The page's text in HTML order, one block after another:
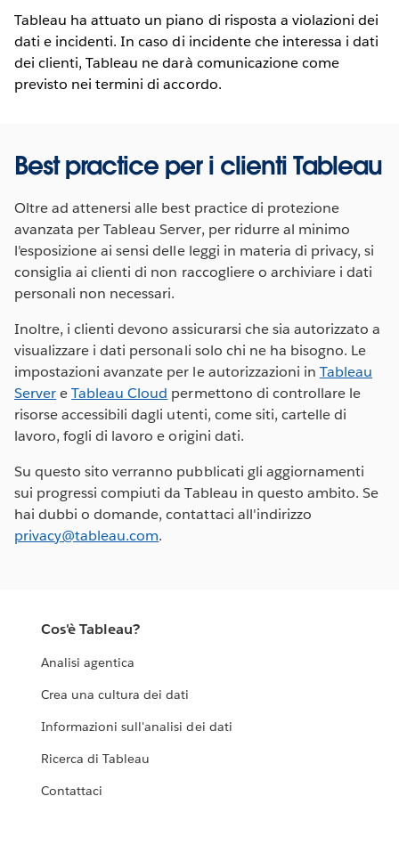
Tableau ha attuato un piano di risposta a violazioni dei
dati e incidenti. In caso di incidente che interessa i dati
dei clienti, Tableau ne darà comunicazione come
previsto nei termini di accordo.
Best practice per i clienti Tableau
Oltre ad attenersi alle best practice di protezione
avanzata per Tableau Server, per ridurre al minimo
l'esposizione ai sensi delle leggi in materia di privacy, si
consiglia ai clienti di non raccogliere o archiviare i dati
personali non necessari.
Inoltre, i clienti devono assicurarsi che sia autorizzato a
visualizzare i dati personali solo chi ne ha bisogno. Le
impostazioni avanzate per le autorizzazioni in Tableau
ServereTableau Cloud permettono di controllare le
risorse accessibili dagli utenti, come siti, cartelle di
lavoro, fogli di lavoro e origini dati.
Su questo sito verranno pubblicati gli aggiornamenti
sui progressi compiuti da Tableau in questo ambito. Se
hai dubbi o domande, contattaci all'indirizzo
privacy@tableau.com.
Cos'è Tableau?
Analisi agentica
Crea una cultura dei dati
Informazioni sull'analisi dei dati
Ricerca di Tableau
Contattaci